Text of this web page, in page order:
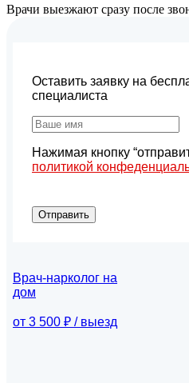
Врачи выезжают сразу после
Оставить заявку на
специалиста
Нажимая кнопку
политикой
Отправить
Врач-нарколог на
дом
от 3 500 ₽ / выезд